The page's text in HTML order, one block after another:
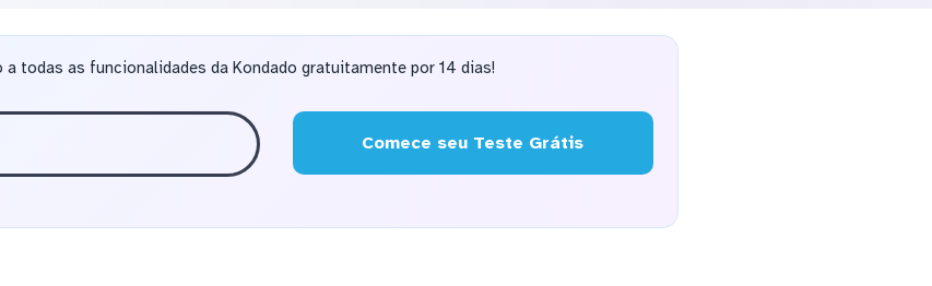
a todas as funcionalidades da Kondado gratuitamente por 14 dias!
Comece seu Teste Grátis